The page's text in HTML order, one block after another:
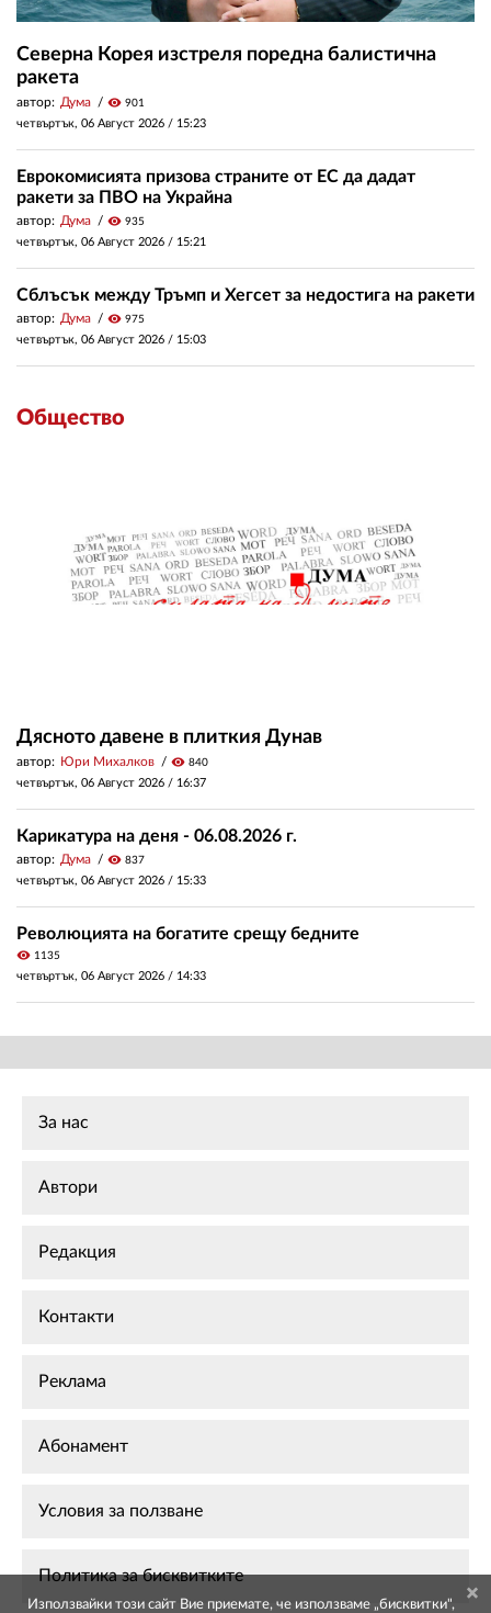
Северна Корея изстреля поредна балистична
ракета
автор: Дума visibility 901
четвъртък, 06 Август 2026 / 15:23
Еврокомисията призова страните от ЕС да дадат
ракети за ПВО на Украйна
автор: Дума visibility 935
четвъртък, 06 Август 2026 / 15:21
Сблъсък между Тръмп и Хегсет за недостига на ракети
автор: Дума visibility 975
четвъртък, 06 Август 2026 / 15:03
Общество
Дясното давене в плиткия Дунав
автор: Юри Михалков visibility 840
четвъртък, 06 Август 2026 / 16:37
Карикатура на деня - 06.08.2026 г.
автор: Дума visibility 837
четвъртък, 06 Август 2026 / 15:33
Революцията на богатите срещу бедните
visibility 1135
четвъртък, 06 Август 2026 / 14:33
За нас
Автори
Редакция
Контакти
Реклама
Абонамент
Условия за ползване
Политика за бисквитките
Използвайки този сайт Вие приемате, че използваме „бисквитки",